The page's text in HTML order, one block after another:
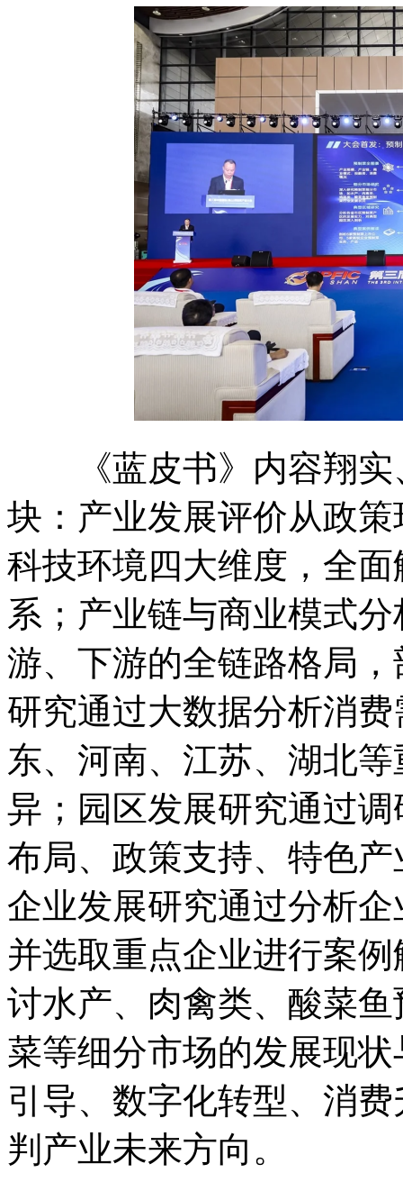
《蓝皮书》内容翔实
块：产业发展评价从政
科技环境四大维度，全
系；产业链与商业模式
游、下游的全链路格局
研究通过大数据分析消
东、河南、江苏、湖北
异；园区发展研究通过
布局、政策支持、特色
企业发展研究通过分析
并选取重点企业进行案
讨水产、肉禽类、酸菜
菜等细分市场的发展现
引导、数字化转型、消
判产业未来方向。